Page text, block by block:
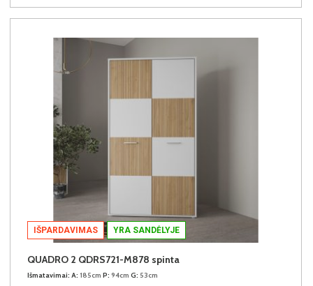
IŠPARDAVIMAS YRA SANDĖLYJE
QUADRO 2 QDRS721-M878 spinta
Išmatavimai: A: 185cm P: 94cm G: 53cm